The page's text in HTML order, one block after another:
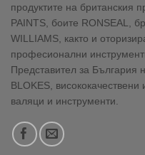
продуктите на британския
PAINTS, боите RONSEAL,
WILLIAMS, както и
професионални
Представител за България
BLOKES,
валяци и инструменти.